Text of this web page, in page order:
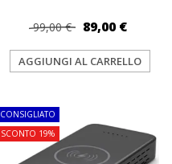
99,00 € 89,00 €
AGGIUNGI AL CARRELLO
CONSIGLIATO
SCONTO 19%